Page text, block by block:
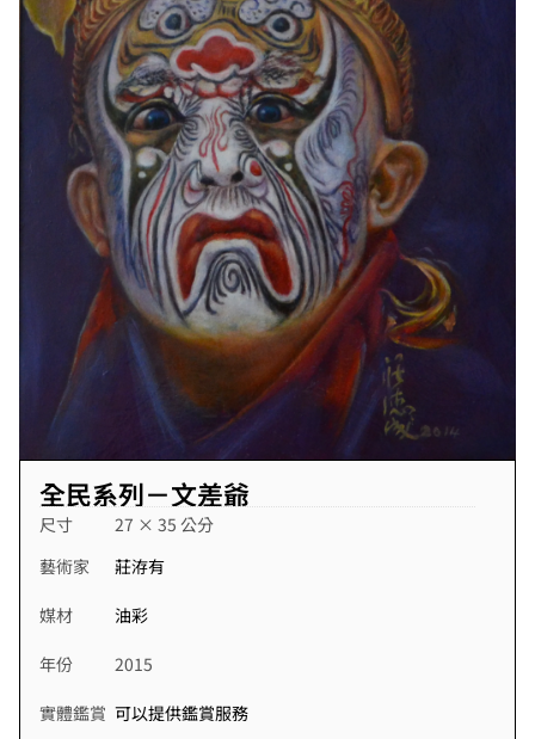
全民系列－文差爺
尺寸
27 × 35 公分
藝術家
莊洊有
媒材 油彩
年份 2015
實體鑑賞 可以提供鑑賞服務